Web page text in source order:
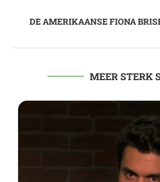
DE AMERIKAANSE FIONA
MEER STERK